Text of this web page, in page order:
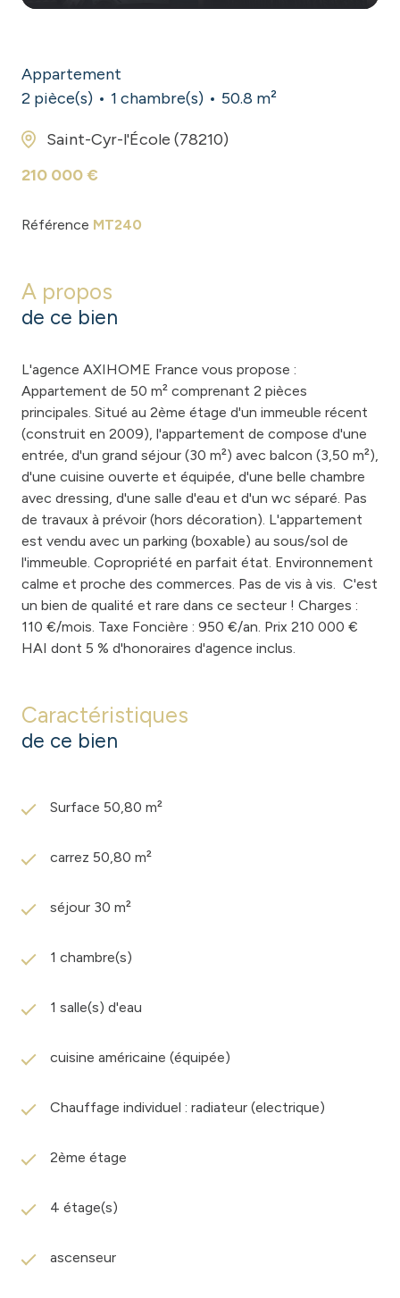
Appartement
2 pièce(s)
1 chambre(s) 50.8 m²
Saint-Cyr-l'École (78210)
210 000 €
Référence MT240
A propos
de ce bien
L'agence AXIHOME France vous propose :
Appartement de 50 m² comprenant 2 pièces
principales. Situé au 2ème étage d'un immeuble récent
(construit en 2009), l'appartement de compose d'une
entrée, d'un grand séjour (30 m²) avec balcon (3,50 m²),
d'une cuisine ouverte et équipée, d'une belle chambre
avec dressing, d'une salle d'eau et d'un wc séparé. Pas
de travaux à prévoir (hors décoration). L'appartement
est vendu avec un parking (boxable) au sous/sol de
l'immeuble. Copropriété en parfait état. Environnement
calme et proche des commerces. Pas de vis à vis. C'est
un bien de qualité et rare dans ce secteur ! Charges :
110 €/mois. Taxe Foncière : 950 €/an. Prix 210 000 €
HAI dont 5 % d'honoraires d'agence inclus.
Caractéristiques
de ce bien
Surface 50,80 m²
carrez 50,80 m²
séjour 30 m²
1 chambre(s)
1 salle(s) d'eau
cuisine américaine (équipée)
Chauffage individuel : radiateur (electrique)
2ème étage
4 étage(s)
ascenseur